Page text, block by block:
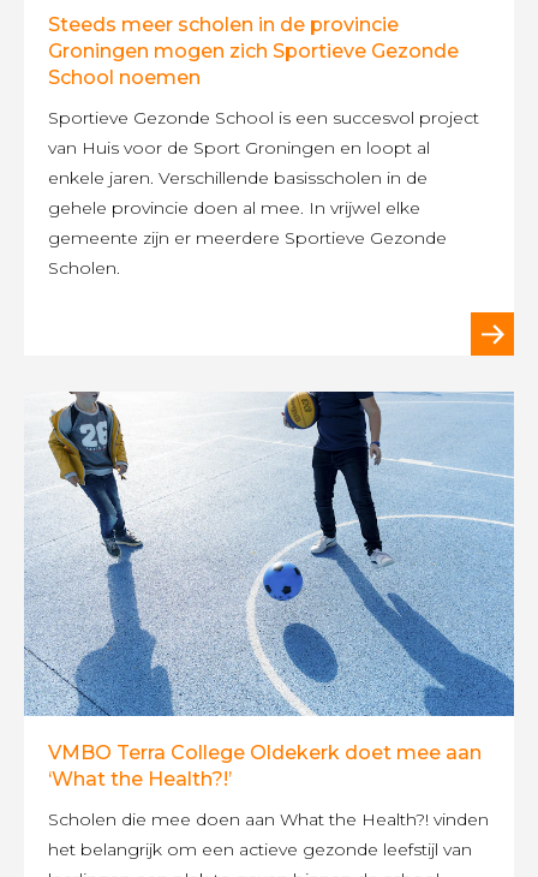
Steeds meer scholen in de provincie
Groningen mogen zich Sportieve Gezonde
School noemen
Sportieve Gezonde School is een succesvol project
van Huis voor de Sport Groningen en loopt al
enkele jaren. Verschillende basisscholen in de
gehele provincie doen al mee. In vrijwel elke
gemeente zijn er meerdere Sportieve Gezonde
Scholen.
VMBO Terra College Oldekerk doet mee aan
‘What the Health?!’
Scholen die mee doen aan What the Health?! vinden
het belangrijk om een actieve gezonde leefstijl van